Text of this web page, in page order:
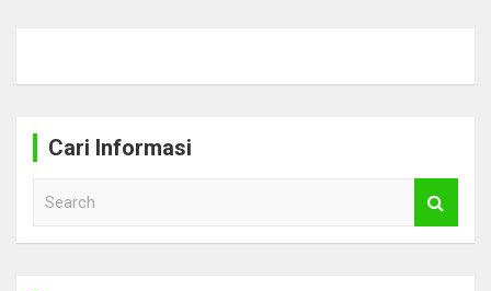
Cari Informasi